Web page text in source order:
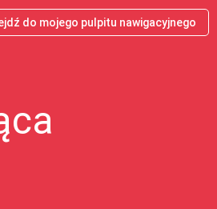
do mojego pulpitu nawigacyjnego